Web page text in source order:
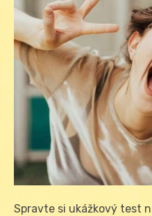
Spravte si ukážkový test